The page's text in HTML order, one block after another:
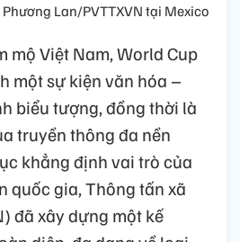
Lan/PVTTXVN tại Mexico
mộ Việt Nam, World Cup
một sự kiện văn hóa –
biểu tượng, đồng thời là
truyền thông đa nền
khẳng định vai trò của
quốc gia, Thông tấn xã
đã xây dựng một kế